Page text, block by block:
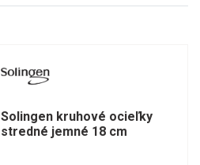
Solingen kruhové ocieľky
stredné jemné 18 cm